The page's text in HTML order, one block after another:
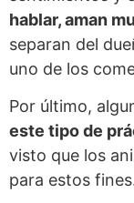
hablar, aman
separan del
uno de los
Por último,
este tipo de
visto que los
para estos